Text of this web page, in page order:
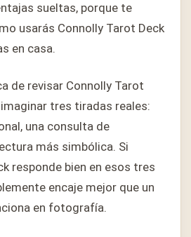
sueltas, porque te
usarás Connolly Tarot Deck
en casa.
de revisar Connolly Tarot
tres tiradas reales:
una consulta de
más simbólica. Si
responde bien en esos tres
encaje mejor que un
en fotografía.